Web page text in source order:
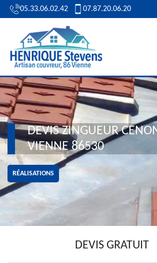
05.33.06.02.42 07.87.20.06.20
DEVIS ZINGUEUR
VIENNE 86530
RÉALISATIONS
DEVIS GRATUIT